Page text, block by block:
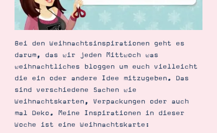
Angebote
Demonstrator werden
Blog
Gutscheine
Produkte erklärt
Über mich
Über Stampin’ Up!
Bei den Weihnachtsinspirationen geht es
darum, das wir jeden Mittwoch was
weihnachtliches bloggen um euch vielleicht
die ein oder andere Idee mitzugeben. Das
sind verschiedene Sachen wie
Weihnachtskarten, Verpackungen oder auch
mal Deko. Meine Inspirationen in dieser
Woche ist eine Weihnachtskarte: